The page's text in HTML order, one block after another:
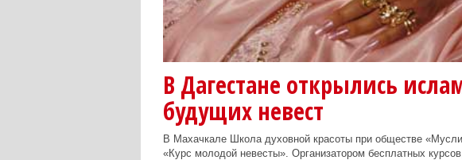
В Дагестане открылись
будущих невест
В Махачкале Школа духовной красоты при обществе
«Курс молодой невесты». Организатором бесплатных